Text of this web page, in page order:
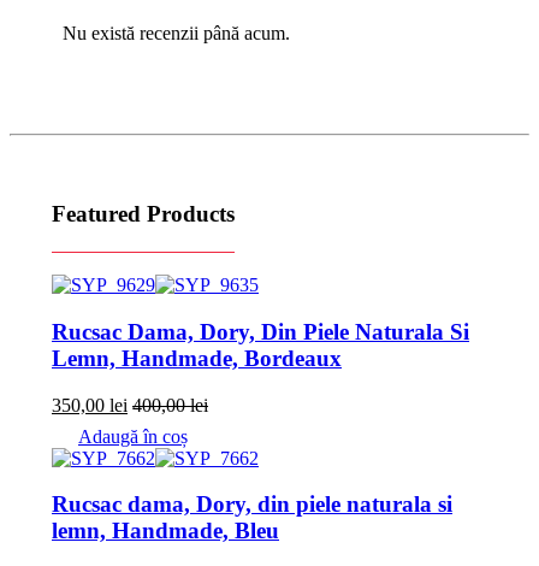
Nu există recenzii până acum.
Featured Products
Rucsac Dama, Dory, Din Piele Naturala Si
Lemn, Handmade, Bordeaux
350,00 lei 400,00lei
Adaugă în coș
Rucsac dama, Dory, din piele naturala si
lemn, Handmade, Bleu